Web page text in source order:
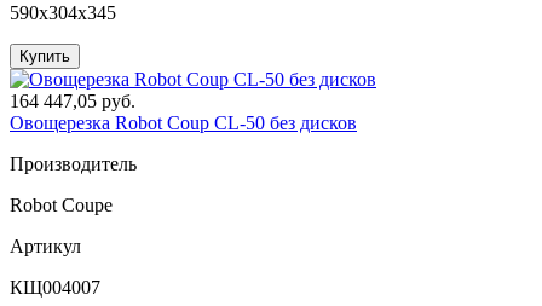
590x304x345
Купить
164 447,05 руб.
Овощерезка Robot Coup CL-50 без дисков
Производитель
Robot Coupe
Артикул
КЩ004007